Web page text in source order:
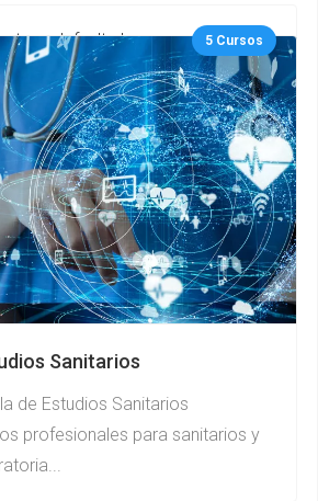
default.php 5 Cursos
Sanitarios
de Estudios Sanitarios
profesionales para sanitarios y